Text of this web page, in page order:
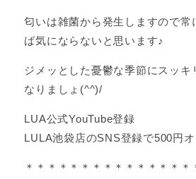
匂いは雑菌から発生しますので常
ば気にならないと思います♪
ジメッとした憂鬱な季節にスッキ
なりましょ(^^)/
LUA公式YouTube登録
LULA池袋店のSNS登録で500円オ
＊＊＊＊＊＊＊＊＊＊＊＊＊＊＊